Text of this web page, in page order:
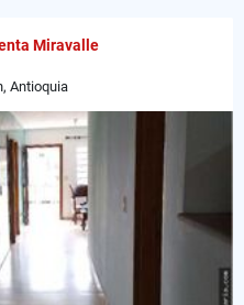
Miravalle
Antioquia